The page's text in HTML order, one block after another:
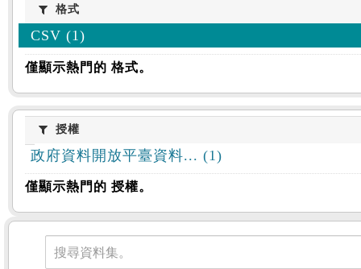
格式格式
CSV (1)
僅顯示熱門的 格式。
授權授權
政府資料開放平臺資料... (1)
僅顯示熱門的 授權。
資料集
搜尋資料集。